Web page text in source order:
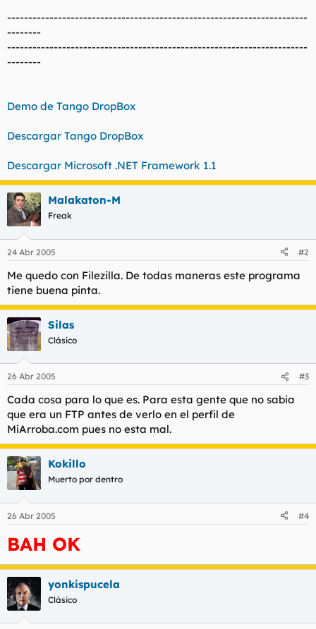
-----------------------------------------------------------------------
--------
-----------------------------------------------------------------------
--------
Demo de Tango DropBox
Descargar Tango DropBox
Descargar Microsoft .NET Framework 1.1
Malakaton-M
Freak
24 Abr 2005 #2
Me quedo con Filezilla. De todas maneras este programa
tiene buena pinta.
Silas
Clásico
26 Abr 2005 #3
Cada cosa para lo que es. Para esta gente que no sabia
que era un FTP antes de verlo en el perfil de
MiArroba.com pues no esta mal.
Kokillo
Muerto por dentro
26 Abr 2005 #4
BAH OK
yonkispucela
Clásico